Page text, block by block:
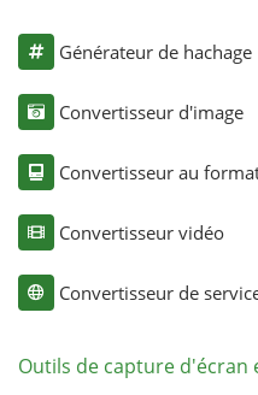
Générateur de hachage
Convertisseur d'image
Convertisseur au
Convertisseur vidéo
Convertisseur de
Outils de capture d'écran